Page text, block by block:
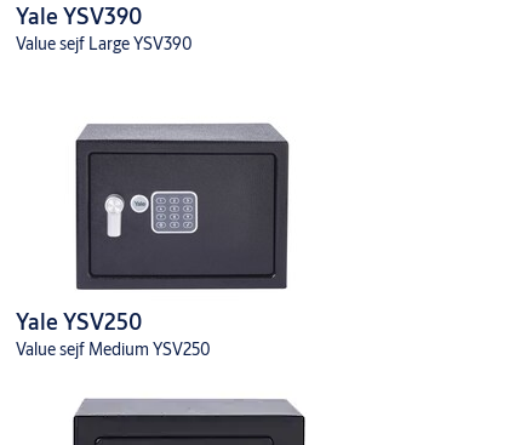
Yale YSV390
Value sejf Large YSV390
Yale YSV250
Value sejf Medium YSV250